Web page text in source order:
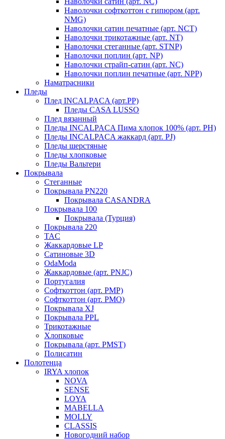
Наволочки софткоттон с гипюром (арт.
NMG)
Наволочки сатин печатные (арт. NCT)
Наволочки трикотажные (арт. NT)
Наволочки стеганные (арт. STNP)
Наволочки поплин (арт. NP)
Наволочки страйп-сатин (арт. NC)
Наволочки поплин печатные (арт. NPP)
Наматрасники
Пледы
Плед INCALPACA (арт.PP)
Пледы CASA LUSSO
Плед вязанный
Пледы INCALPACA Пима хлопок 100% (арт. PH)
Пледы INCALPACA жаккард (арт. PJ)
Пледы шерстяные
Пледы хлопковые
Пледы Вальтери
Покрывала
Стеганные
Покрывала PN220
Покрывала CASANDRA
Покрывала 100
Покрывала (Турция)
Покрывала 220
TAC
Жаккардовые LP
Сатиновые 3D
OdaModa
Жаккардовые (арт. PNJC)
Португалия
Софткоттон (арт. PMP)
Софткоттон (арт. PMO)
Покрывала XJ
Покрывала PPL
Трикотажные
Хлопковые
Покрывала (арт. PMST)
Полисатин
Полотенца
IRYA хлопок
NOVA
SENSE
LOYA
MABELLA
MOLLY
CLASSIS
Новогодний набор